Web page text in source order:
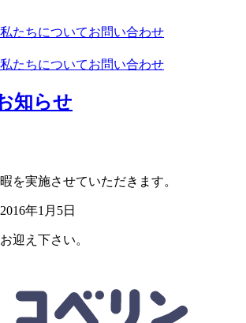
私たちについてお問い合わせ
私たちについてお問い合わせ
知らせ
を実施させていただきます。
年1月5日
迎え下さい。